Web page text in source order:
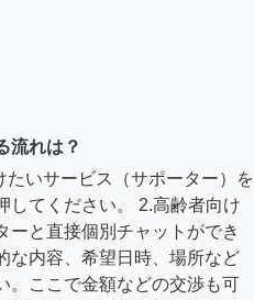
流れは？
いサービス（サポーター）を
してください。 2.高齢者向け
ーと直接個別チャットができ
な内容、希望日時、場所など
。ここで金額などの交渉も可